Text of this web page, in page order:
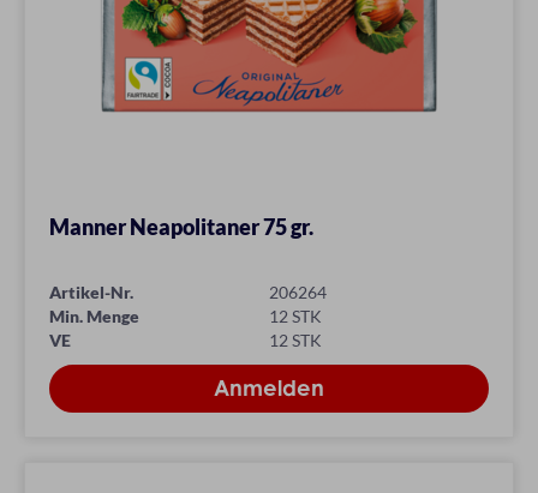
Manner Neapolitaner 75 gr.
Artikel-Nr.
206264
Min. Menge
12 STK
VE
12 STK